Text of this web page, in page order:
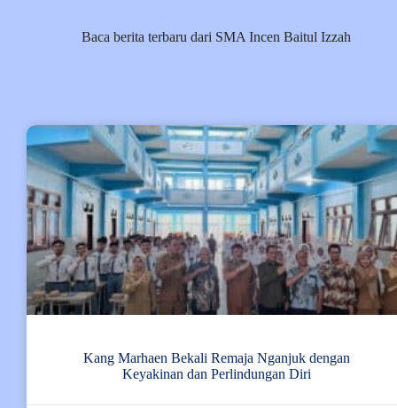
Baca berita terbaru dari SMA Incen Baitul Izzah
Kang Marhaen Bekali Remaja Nganjuk dengan
Keyakinan dan Perlindungan Diri